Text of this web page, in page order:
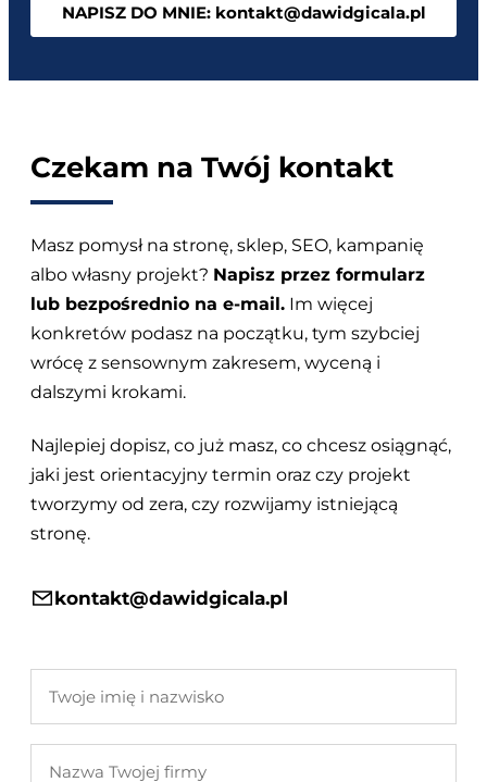
NAPISZ DO MNIE: kontakt@dawidgicala.pl
Czekam na Twój kontakt
Masz pomysł na stronę, sklep, SEO, kampanię
albo własny projekt? Napisz przez formularz
lub bezpośrednio na e-mail. Im więcej
konkretów podasz na początku, tym szybciej
wrócę z sensownym zakresem, wyceną i
dalszymi krokami.
Najlepiej dopisz, co już masz, co chcesz osiągnąć,
jaki jest orientacyjny termin oraz czy projekt
tworzymy od zera, czy rozwijamy istniejącą
stronę.
kontakt@dawidgicala.pl
imię
nazwisko